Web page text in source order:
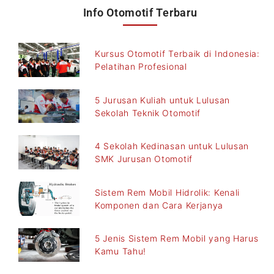
Info Otomotif Terbaru
Kursus Otomotif Terbaik di Indonesia:
Pelatihan Profesional
5 Jurusan Kuliah untuk Lulusan
Sekolah Teknik Otomotif
4 Sekolah Kedinasan untuk Lulusan
SMK Jurusan Otomotif
Sistem Rem Mobil Hidrolik: Kenali
Komponen dan Cara Kerjanya
5 Jenis Sistem Rem Mobil yang Harus
Kamu Tahu!